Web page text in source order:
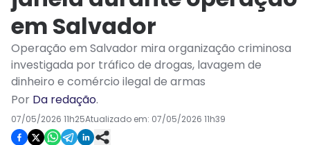
em Salvador
Operação em Salvador mira organização criminosa
investigada por tráfico de drogas, lavagem de
dinheiro e comércio ilegal de armas
Por Da redação.
07/05/2026 11h25Atualizado em: 07/05/2026 11h39